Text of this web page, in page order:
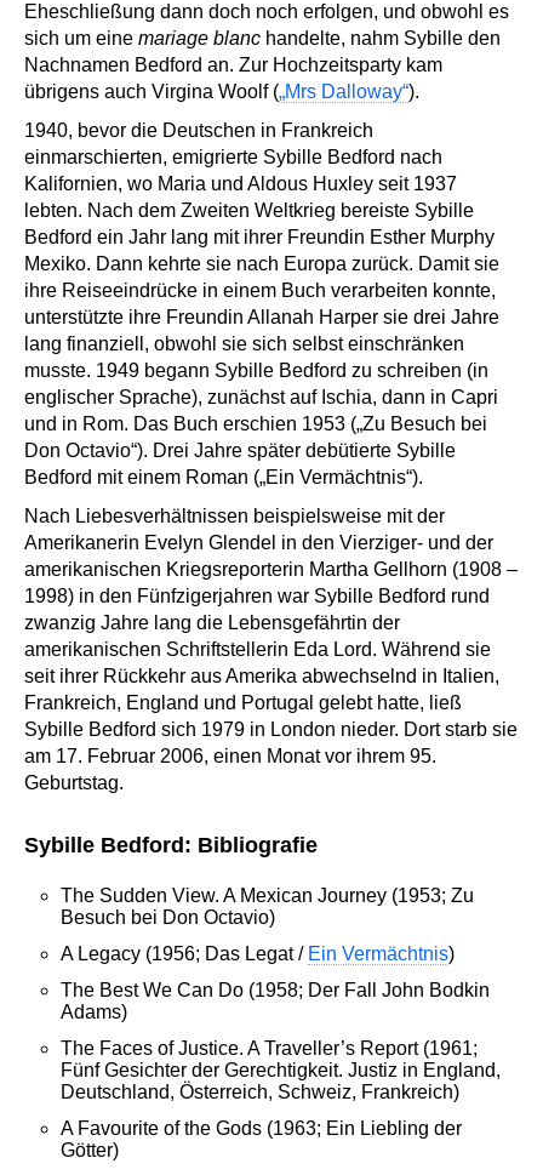
Eheschließung dann doch noch erfolgen, und obwohl es
sich um eine mariage blanc handelte, nahm Sybille den
Nachnamen Bedford an. Zur Hochzeitsparty kam
übrigens auch Virgina Woolf („Mrs Dalloway“).
1940, bevor die Deutschen in Frankreich
einmarschierten, emigrierte Sybille Bedford nach
Kalifornien, wo Maria und Aldous Huxley seit 1937
lebten. Nach dem Zweiten Weltkrieg bereiste Sybille
Bedford ein Jahr lang mit ihrer Freundin Esther Murphy
Mexiko. Dann kehrte sie nach Europa zurück. Damit sie
ihre Reiseeindrücke in einem Buch verarbeiten konnte,
unterstützte ihre Freundin Allanah Harper sie drei Jahre
lang finanziell, obwohl sie sich selbst einschränken
musste. 1949 begann Sybille Bedford zu schreiben (in
englischer Sprache), zunächst auf Ischia, dann in Capri
und in Rom. Das Buch erschien 1953 („Zu Besuch bei
Don Octavio“). Drei Jahre später debütierte Sybille
Bedford mit einem Roman („Ein Vermächtnis“).
Nach Liebesverhältnissen beispielsweise mit der
Amerikanerin Evelyn Glendel in den Vierziger- und der
amerikanischen Kriegsreporterin Martha Gellhorn (1908 –
1998) in den Fünfzigerjahren war Sybille Bedford rund
zwanzig Jahre lang die Lebensgefährtin der
amerikanischen Schriftstellerin Eda Lord. Während sie
seit ihrer Rückkehr aus Amerika abwechselnd in Italien,
Frankreich, England und Portugal gelebt hatte, ließ
Sybille Bedford sich 1979 in London nieder. Dort starb sie
am 17. Februar 2006, einen Monat vor ihrem 95.
Geburtstag.
Sybille Bedford: Bibliografie
The Sudden View. A Mexican Journey (1953; Zu
Besuch bei Don Octavio)
A Legacy (1956; Das Legat / Ein Vermächtnis)
The Best We Can Do (1958; Der Fall John Bodkin
Adams)
The Faces of Justice. A Traveller’s Report (1961;
Fünf Gesichter der Gerechtigkeit. Justiz in England,
Deutschland, Österreich, Schweiz, Frankreich)
A Favourite of the Gods (1963; Ein Liebling der
Götter)